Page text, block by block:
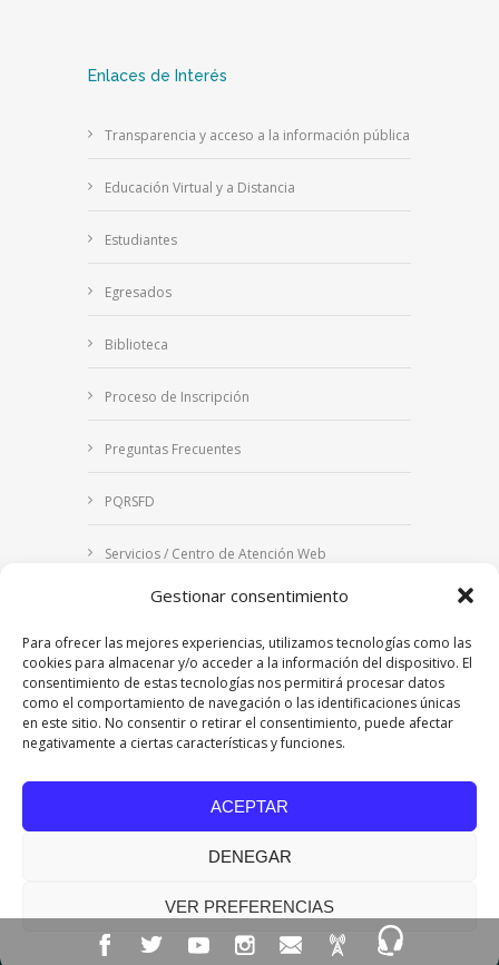
Gestionar consentimiento
Para ofrecer las mejores experiencias, utilizamos tecnologías como las
cookies para almacenar y/o acceder a la información del dispositivo. El
consentimiento de estas tecnologías nos permitirá procesar datos
como el comportamiento de navegación o las identificaciones únicas
en este sitio. No consentir o retirar el consentimiento, puede afectar
negativamente a ciertas características y funciones.
ACEPTAR
DENEGAR
VER PREFERENCIAS
Enlaces de Interés
Transparencia y acceso a la información pública
Educación Virtual y a Distancia
Estudiantes
Egresados
Biblioteca
Proceso de Inscripción
Preguntas Frecuentes
PQRSFD
Servicios / Centro de Atención Web
Correo Institucional
Notificaciones judiciales
| Personería Jurídica Resolución
7542 de mayo de 1982
Acreditación Institucional en Alta Calidad
Ministerio de Educación Nacional.